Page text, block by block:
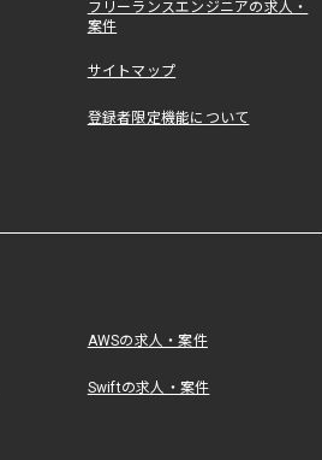
フリーランスエンジニアの求人・
案件
サイトマップ
登録者限定機能について
AWSの求人・案件
Swiftの求人・案件